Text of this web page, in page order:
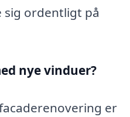
ordentligt på
nye vinduer?
er